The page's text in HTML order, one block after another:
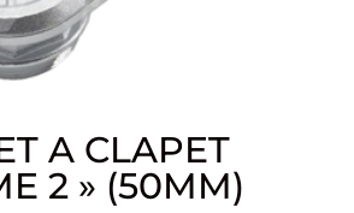
A CLAPET
2 » (50MM)